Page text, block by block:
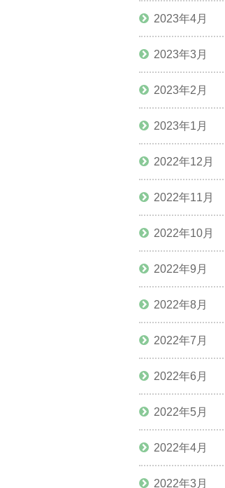
2023年4月
2023年3月
2023年2月
2023年1月
2022年12月
2022年11月
2022年10月
2022年9月
2022年8月
2022年7月
2022年6月
2022年5月
2022年4月
2022年3月